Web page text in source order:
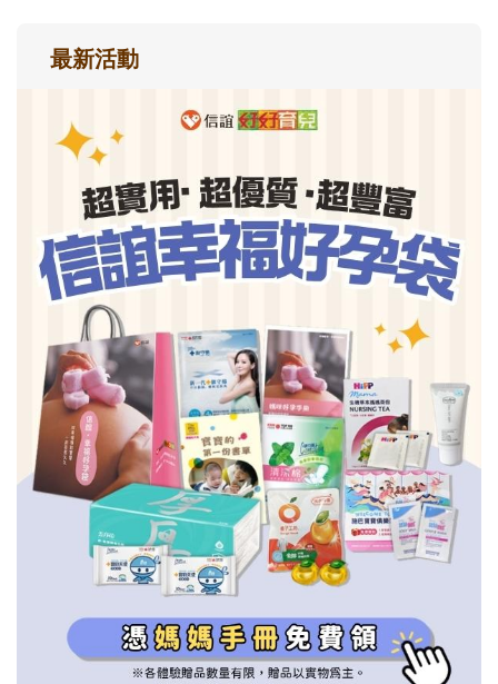
信誼基金會
2022信誼年度報告
2023信誼年度報告
附設幼兒園
小袋鼠幼師網